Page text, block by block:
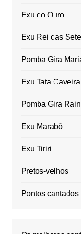
Exu do Ouro
Exu Rei das
Pomba Gira
Exu Tata Caveira
Pomba Gira
Exu Marabô
Exu Tiriri
Pretos-velhos
Pontos cantados